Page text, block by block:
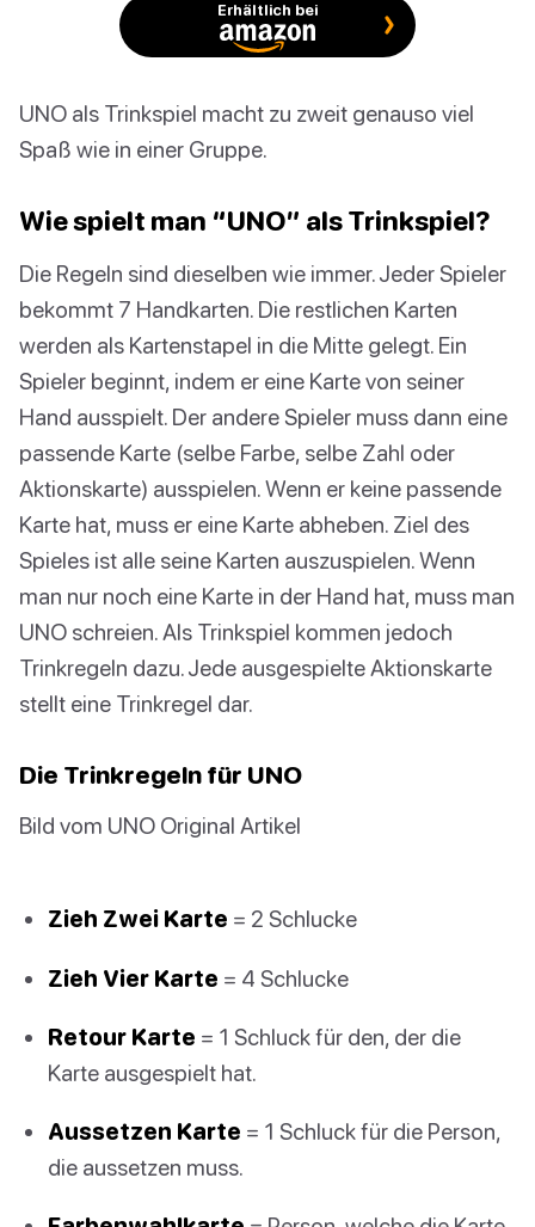
Erhältlich bei
UNO als Trinkspiel macht zu zweit genauso viel
Spaß wie in einer Gruppe.
Wie spielt man “UNO” als Trinkspiel?
Die Regeln sind dieselben wie immer. Jeder Spieler
bekommt 7 Handkarten. Die restlichen Karten
werden als Kartenstapel in die Mitte gelegt. Ein
Spieler beginnt, indem er eine Karte von seiner
Hand ausspielt. Der andere Spieler muss dann eine
passende Karte (selbe Farbe, selbe Zahl oder
Aktionskarte) ausspielen. Wenn er keine passende
Karte hat, muss er eine Karte abheben. Ziel des
Spieles ist alle seine Karten auszuspielen. Wenn
man nur noch eine Karte in der Hand hat, muss man
UNO schreien. Als Trinkspiel kommen jedoch
Trinkregeln dazu. Jede ausgespielte Aktionskarte
stellt eine Trinkregel dar.
Die Trinkregeln für UNO
Bild vom UNO Original Artikel
Zieh Zwei Karte = 2 Schlucke
Zieh Vier Karte = 4 Schlucke
Retour Karte = 1 Schluck für den, der die
Karte ausgespielt hat.
Aussetzen Karte = 1 Schluck für die Person,
die aussetzen muss.